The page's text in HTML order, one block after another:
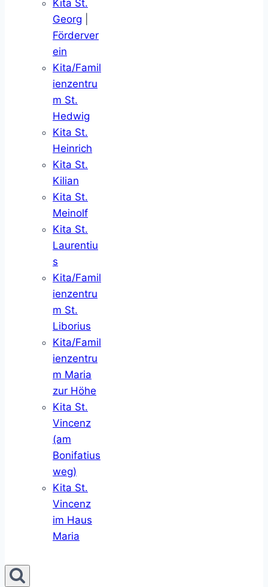
Kita St.
Georg
Förderver
ein
Kita/Famil
ienzentru
m St.
Hedwig
Kita St.
Heinrich
Kita St.
Kilian
Kita St.
Meinolf
Kita St.
Laurentiu
s
Kita/Famil
ienzentru
m St.
Liborius
Kita/Famil
ienzentru
m Maria
zur Höhe
Kita St.
Vincenz
(am
Bonifatius
weg)
Kita St.
Vincenz
im Haus
Maria